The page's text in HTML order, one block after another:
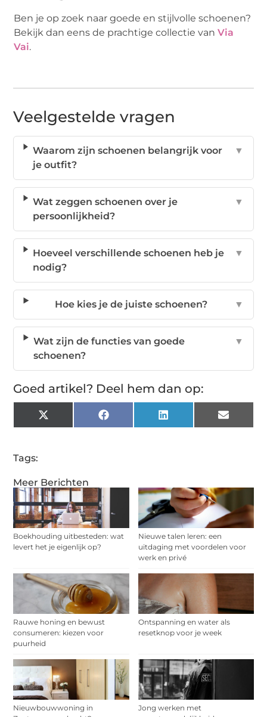
Meer Berichten
Boekhouding uitbesteden: wat
levert het je eigenlijk op?
Nieuwe talen leren: een
uitdaging met voordelen voor
werk en privé
Rauwe honing en bewust
consumeren: kiezen voor
puurheid
Ontspanning en water als
resetknop voor je week
Nieuwbouwwoning in
Jong werken met
Ben je op zoek naar goede en stijlvolle schoenen?
Bekijk dan eens de prachtige collectie vanVia
Vai.
Veelgestelde vragen
Waarom zijn schoenen belangrijk voor
je outfit?
▼
Wat zeggen schoenen over je
persoonlijkheid?
▼
Hoeveel verschillende schoenen heb je
nodig?
▼
Hoe kies je de juiste schoenen? ▼
Wat zijn de functies van goede
schoenen?
▼
Goed artikel? Deel hem dan op:
X
(Twitter)
Facebook LinkedIn Email
Tags: